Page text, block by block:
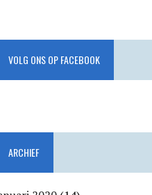
VOLG ONS OP FACEBOOK
ARCHIEF